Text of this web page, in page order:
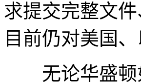
求提交完整文
目前仍对美国
无论华盛顿